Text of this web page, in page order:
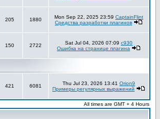
205 1880 Mon Sep 22, 2025 23:59 CaptainFlint
Средства разработки плагинов
150 2722 Sat Jul 04, 2026 07:09 c930
Ошибка на странице плагина
421 6081 Thu Jul 23, 2026 13:41 Orion9
Примеры регулярных выражений
All times are GMT + 4 Hours